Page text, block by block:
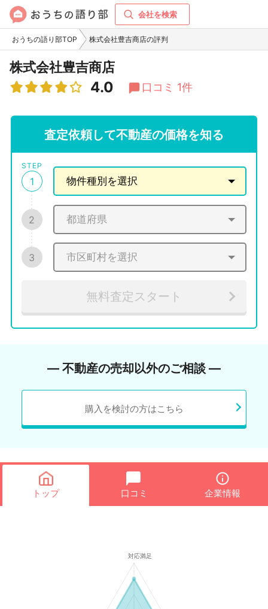
会社を検索
おうちの語り部TOP 株式会社豊吉商店の評判
株式会社豊吉商店
4.0 口コミ 1件
査定依頼して不動産の価格を知る
STEP
1
2
3
無料査定スタート
― 不動産の売却以外のご相談 ―
購入を検討の方はこちら
トップ 口コミ 企業情報